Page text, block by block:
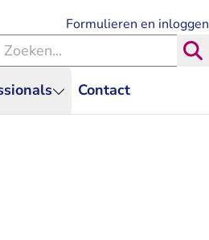
Contact
Formulieren en inloggen
binnen de Rechtspraak